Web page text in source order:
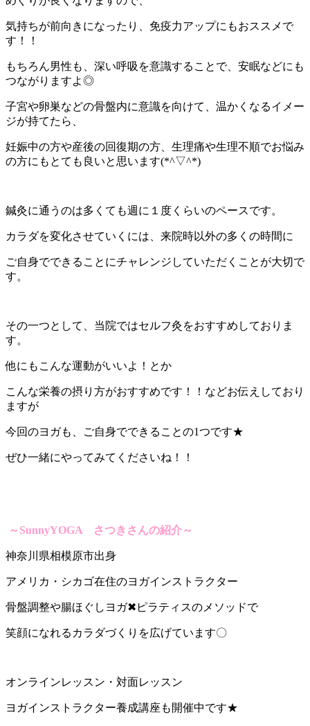
気持ちが前向きになったり、免疫力アップにもおススメで
す！！
もちろん男性も、深い呼吸を意識することで、安眠などにも
つながりますよ◎
子宮や卵巣などの骨盤内に意識を向けて、温かくなるイメー
ジが持てたら、
妊娠中の方や産後の回復期の方、生理痛や生理不順でお悩み
の方にもとても良いと思います(*^▽^*)
鍼灸に通うのは多くても週に１度くらいのペースです。
カラダを変化させていくには、来院時以外の多くの時間に
ご自身でできることにチャレンジしていただくことが大切で
す。
その一つとして、当院ではセルフ灸をおすすめしておりま
す。
他にもこんな運動がいいよ！とか
こんな栄養の摂り方がおすすめです！！などお伝えしており
ますが
今回のヨガも、ご自身でできることの1つです★
ぜひ一緒にやってみてくださいね！！
～SunnyYOGA さつきさんの紹介～
神奈川県相模原市出身
アメリカ・シカゴ在住のヨガインストラクター
骨盤調整や腸ほぐしヨガ✖︎ピラティスのメソッドで ⁡
笑顔になれるカラダづくりを広げています〇
オンラインレッスン・対面レッスン
ヨガインストラクター養成講座も開催中です★